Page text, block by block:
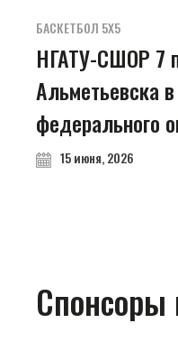
БАСКЕТБОЛ 5Х5
НГАТУ-СШОР 7
Альметьевска
федерального
15 июня, 2026
Спонсоры